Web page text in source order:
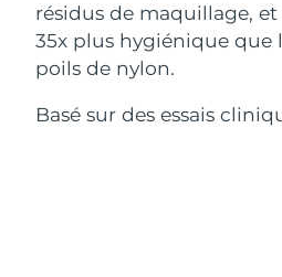
résidus de maquillage,
35x plus hygiénique que
poils de nylon.
Basé sur des essais
FOREO APP
Kazakhstan
Koweït
Lettonie